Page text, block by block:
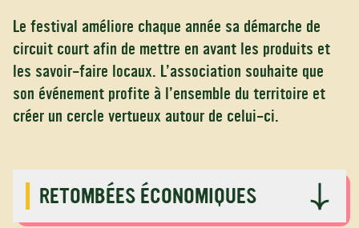
Le festival améliore chaque année sa démarche de
circuit court afin de mettre en avant les produits et
les savoir-faire locaux. L’association souhaite que
son événement profite à l’ensemble du territoire et
créer un cercle vertueux autour de celui-ci.
RETOMBÉES ÉCONOMIQUES